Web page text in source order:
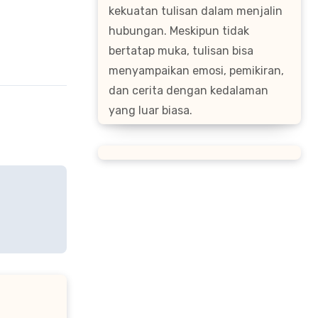
kekuatan tulisan dalam menjalin
hubungan. Meskipun tidak
bertatap muka, tulisan bisa
menyampaikan emosi, pemikiran,
dan cerita dengan kedalaman
yang luar biasa.